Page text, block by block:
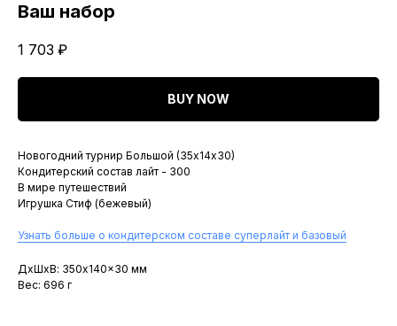
Ваш набор
1 703 ₽
BUY NOW
Новогодний турнир Большой (35х14х30)
Кондитерский состав лайт - 300
В мире путешествий
Игрушка Стиф (бежевый)
Узнать больше о кондитерском составе суперлайт и базовый
ДxШxВ: 350x140x30 мм
Вес: 696 г